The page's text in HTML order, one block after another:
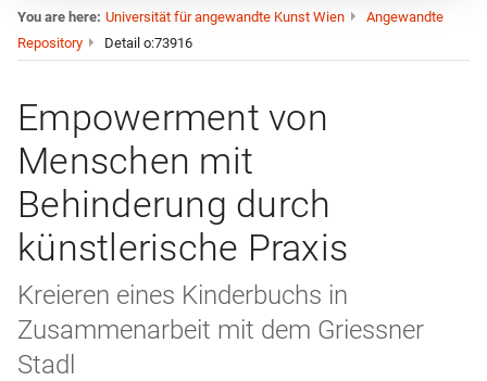
You are here: Universität für angewandte Kunst Wien
Angewandte
Repository
Detail o:73916
Empowerment von
Menschen mit
Behinderung durch
künstlerische Praxis
Kreieren eines Kinderbuchs in
Zusammenarbeit mit dem Griessner
Stadl